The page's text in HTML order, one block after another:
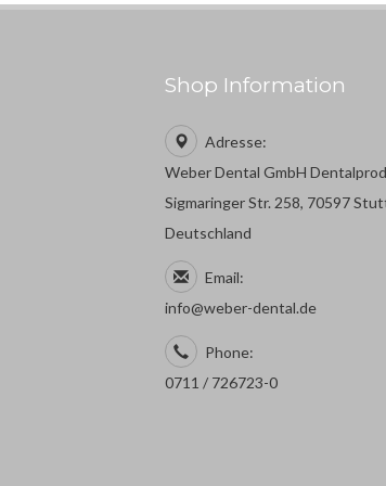
Shop Information
Adresse:
Weber Dental GmbH
Sigmaringer Str. 258, 70597
Deutschland
Email:
info@weber-dental.de
Phone:
0711 / 726723-0